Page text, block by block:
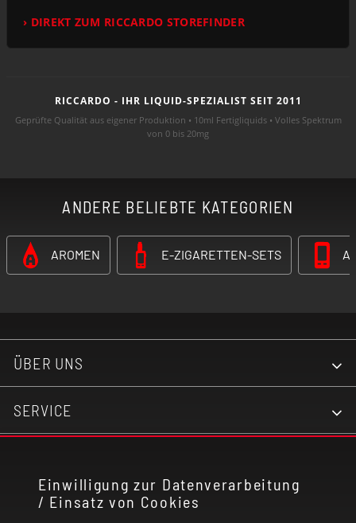
Einwilligung zur Datenverarbeitung
/ Einsatz von Cookies
› DIREKT ZUM RICCARDO STOREFINDER
RICCARDO - IHR LIQUID-SPEZIALIST SEIT 2011
Geprüfte Qualität aus eigener Produktion • 10ml Fertigliquids • Volles Spektrum
von 0 bis 20mg
ANDERE BELIEBTE KATEGORIEN
AROMEN E-ZIGARETTEN-SETS
ÜBER UNS
SERVICE
RECHTLICHES